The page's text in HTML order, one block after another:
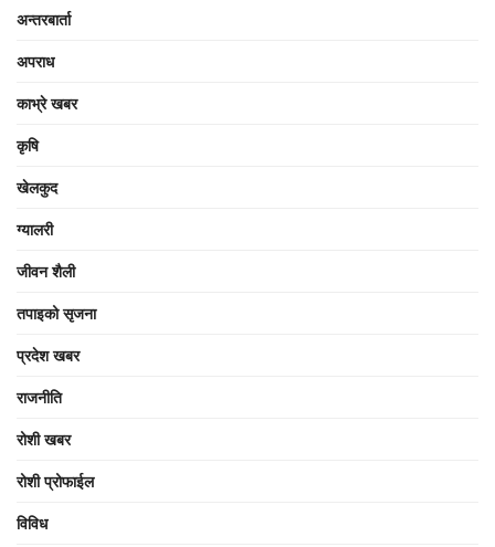
अन्तरबार्ता
अपराध
काभ्रे खबर
कृषि
खेलकुद
ग्यालरी
जीवन शैली
तपाइको सृजना
प्रदेश खबर
राजनीति
रोशी खबर
रोशी प्रोफाईल
विविध